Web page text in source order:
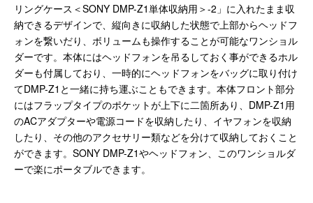
財布／カード、コインケース
財布以外の革製品
ステーショナリー
便利なアタッチメント／パーツ
ショルダーベルト／パット
ストラップ／ネックストラップ
カメラ用ストラップ
キーケース／キーホルダー
スマートキーケース
車／自転車／バイク
リングケース＜SONY DMP-Z1単体収納用＞-2」に入れたまま収
納できるデザインで、縦向きに収納した状態で上部からヘッドフ
ォンを繋いだり、ボリュームも操作することが可能なワンショル
ダーです。本体にはヘッドフォンを吊るしておく事ができるホル
ダーも付属しており、一時的にヘッドフォンをバッグに取り付け
てDMP-Z1と一緒に持ち運ぶこともできます。本体フロント部分
にはフラップタイプのポケットが上下に二箇所あり、DMP-Z1用
のACアダプターや電源コードを収納したり、イヤフォンを収納
したり、その他のアクセサリー類などを分けて収納しておくこと
ができます。SONY DMP-Z1やヘッドフォン、このワンショルダ
ーで楽にポータブルできます。